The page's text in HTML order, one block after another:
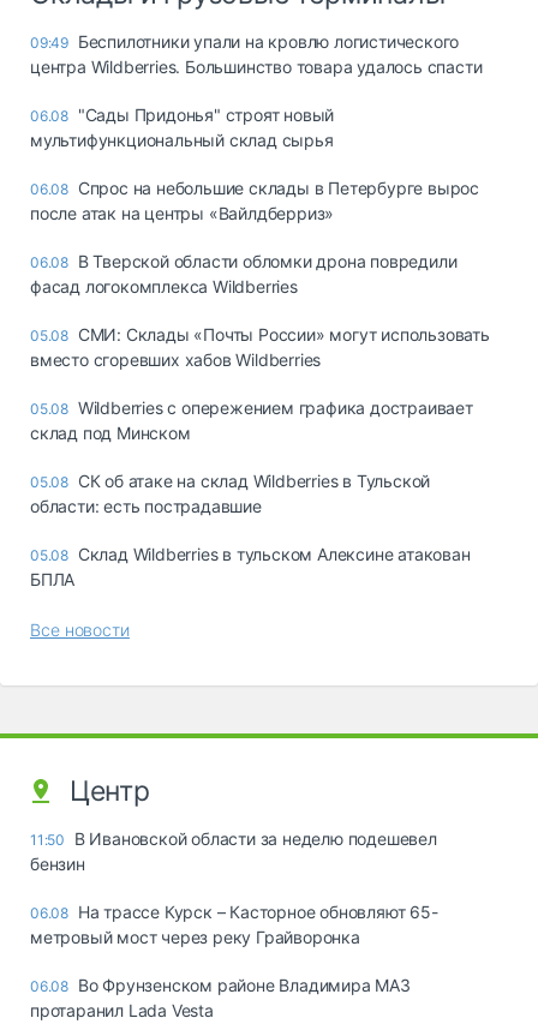
09:49 Беспилотники упали на кровлю логистического
центра Wildberries. Большинство товара удалось спасти
06.08 "Сады Придонья" строят новый
мультифункциональный склад сырья
06.08 Спрос на небольшие склады в Петербурге вырос
после атак на центры «Вайлдберриз»
06.08 В Тверской области обломки дрона повредили
фасад логокомплекса Wildberries
05.08 СМИ: Склады «Почты России» могут использовать
вместо сгоревших хабов Wildberries
05.08 Wildberries с опережением графика достраивает
склад под Минском
05.08 СК об атаке на склад Wildberries в Тульской
области: есть пострадавшие
05.08 Склад Wildberries в тульском Алексине атакован
БПЛА
Все новости
Центр
11:50
В Ивановской области за неделю подешевел
бензин
06.08 На трассе Курск – Касторное обновляют 65-
метровый мост через реку Грайворонка
06.08 Во Фрунзенском районе Владимира МАЗ
протаранил Lada Vesta